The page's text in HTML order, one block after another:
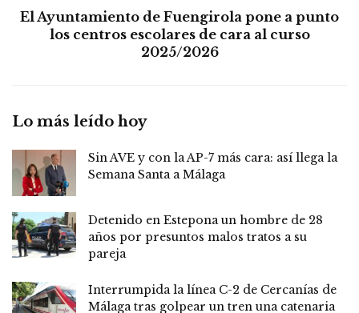
El Ayuntamiento de Fuengirola pone a punto
los centros escolares de cara al curso
2025/2026
Lo más leído hoy
Sin AVE y con la AP-7 más cara: así llega la
Semana Santa a Málaga
Detenido en Estepona un hombre de 28
años por presuntos malos tratos a su
pareja
Interrumpida la línea C-2 de Cercanías de
Málaga tras golpear un tren una catenaria